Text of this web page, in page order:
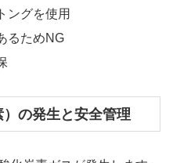
ングを使用
るためNG
の発生と安全管理